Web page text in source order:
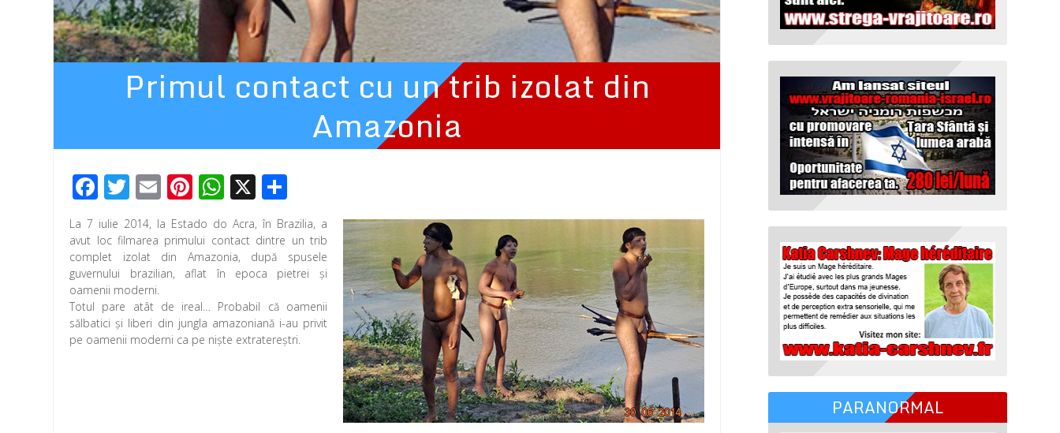
Primul contact cu un trib izolat din
Amazonia
F
ac
e
b
o
o
k
T
wi
tt
er
E
m
ail
Pi
nt
er
e
st
W
h
at
s
A
p
p
X
ar
ta
je
az
ă
La 7 iulie 2014, la Estado do Acra, în Brazilia, a
avut loc filmarea primului contact dintre un trib
complet izolat din Amazonia, după spusele
guvernului brazilian, aflat în epoca pietrei şi
oamenii moderni.
Totul pare atât de ireal… Probabil că oamenii
sălbatici şi liberi din jungla amazoniană i-au privit
pe oamenii moderni ca pe nişte extratereştri.
PARANORMAL